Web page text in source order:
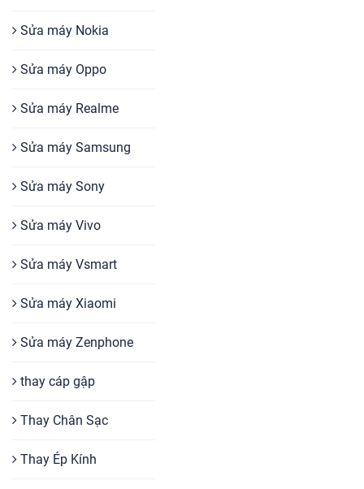
Sửa máy Nokia
Sửa máy Oppo
Sửa máy Realme
Sửa máy Samsung
Sửa máy Sony
Sửa máy Vivo
Sửa máy Vsmart
Sửa máy Xiaomi
Sửa máy Zenphone
thay cáp gập
Thay Chân Sạc
Thay Ép Kính